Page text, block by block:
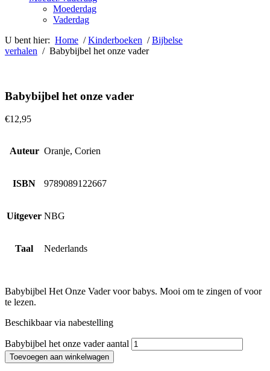
Moederdag
Vaderdag
U bent hier: Home /Kinderboeken /Bijbelse
verhalen / Babybijbel het onze vader
Babybijbel het onze vader
€12,95
Auteur Oranje, Corien
ISBN 9789089122667
Uitgever NBG
Taal Nederlands
Babybijbel Het Onze Vader voor babys. Mooi om te zingen of voor
te lezen.
Beschikbaar via nabestelling
Babybijbel het onze vader aantal
Toevoegen aan winkelwagen